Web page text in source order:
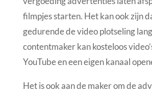
filmpjes starten. Het kan ook zijn
gedurende de video plotseling
contentmaker kan kosteloos
YouTube en een eigen kanaal
Het is ook aan de maker om de